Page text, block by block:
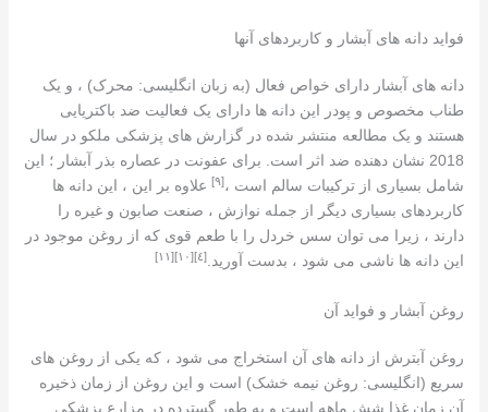
فواید دانه های آبشار و کاربردهای آنها
دانه های آبشار دارای خواص فعال (به زبان انگلیسی: محرک) ، و یک
طناب مخصوص و پودر این دانه ها دارای یک فعالیت ضد باکتریایی
هستند و یک مطالعه منتشر شده در گزارش های پزشکی ملکو در سال
2018 نشان دهنده ضد اثر است. برای عفونت در عصاره بذر آبشار ؛ این
شامل بسیاری از ترکیبات سالم است ،[٩]
علاوه بر این ، این دانه ها
کاربردهای بسیاری دیگر از جمله نوازش ، صنعت صابون و غیره را
دارند ، زیرا می توان سس خردل را با طعم قوی که از روغن موجود در
این دانه ها ناشی می شود ، بدست آورید.[٤] [١٠] [١١]
روغن آبشار و فواید آن
روغن آبترش از دانه های آن استخراج می شود ، که یکی از روغن های
سریع (انگلیسی: روغن نیمه خشک) است و این روغن از زمان ذخیره
آن زمان غذا شش ماهه است و به طور گسترده در مزارع پزشکی